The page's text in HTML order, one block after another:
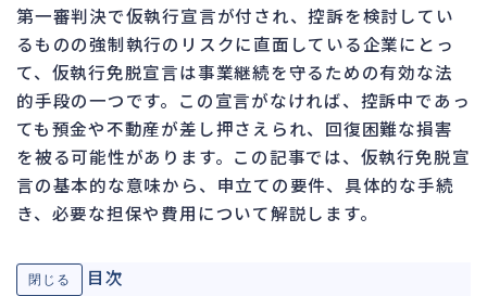
資産売却 188
法務
差押・強制執行 226
法令違反・行政処分 313
訴訟・不正 280
損害賠償・知的財産 273
ガバナンス
第一審判決で仮執行宣言が付され、控訴を検討してい
るものの強制執行のリスクに直面している企業にとっ
て、仮執行免脱宣言は事業継続を守るための有効な法
的手段の一つです。この宣言がなければ、控訴中であっ
ても預金や不動産が差し押さえられ、回復困難な損害
を被る可能性があります。この記事では、仮執行免脱宣
言の基本的な意味から、申立ての要件、具体的な手続
き、必要な担保や費用について解説します。
閉じる
目次